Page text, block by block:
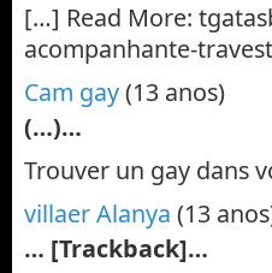
[…] Read More:
acompanhante-
Cam gay(13 anos)
(…)…
Trouver un gay dans
villaer Alanya (13
… [Trackback]…